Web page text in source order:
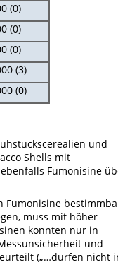
(0)
(0)
(0)
(3)
(0)
und
Shells mit
Fumonisine
Fumonisine
muss mit höher
konnten nur in
und
(„…dürfen nicht